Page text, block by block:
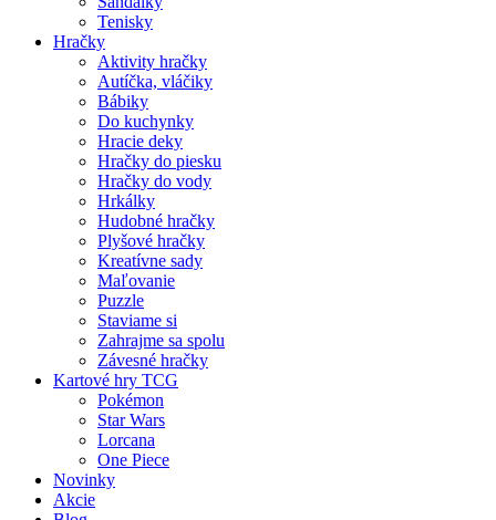
Tenisky
Hračky
Aktivity hračky
Autíčka, vláčiky
Bábiky
Do kuchynky
Hracie deky
Hračky do piesku
Hračky do vody
Hrkálky
Hudobné hračky
Plyšové hračky
Kreatívne sady
Maľovanie
Puzzle
Staviame si
Zahrajme sa spolu
Závesné hračky
Kartové hry TCG
Pokémon
Star Wars
Lorcana
One Piece
Novinky
Akcie